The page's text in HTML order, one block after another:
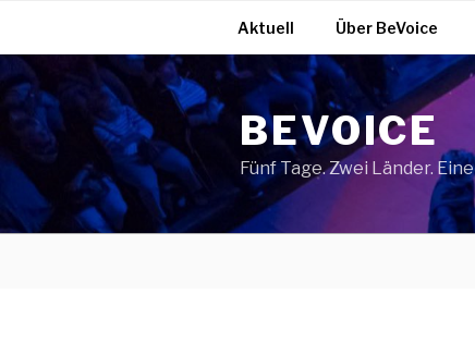
springen
BEVOICE
Fünf Tage. Zwei Länder.
Aktuell Über BeVoice